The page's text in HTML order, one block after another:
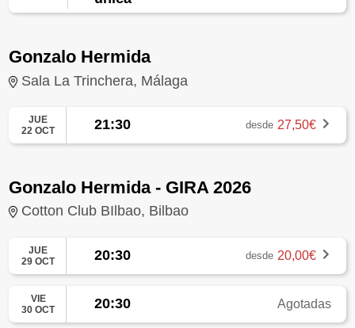
Gonzalo Hermida
Sala La Trinchera, Málaga
JUE
22 OCT
21:30 desde 27,50€
Gonzalo Hermida - GIRA 2026
Cotton Club BIlbao, Bilbao
JUE
29 OCT
20:30 desde 20,00€
VIE
30 OCT
20:30 Agotadas